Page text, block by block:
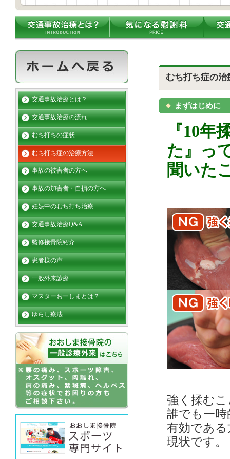
むち打ち症の治
まずはじめに
『10
た』っ
聞いた
強く揉む
誰でも一
有効であ
現状です。
交通事故治療とは？
交通事故治療の流れ
むち打ちの症状
むち打ち症の治療方法
事故の被害者の方へ
事故の加害者・自損の方へ
妊娠中のむち打ち治療
交通事故治療Q&A
監修接骨院紹介
患者様の声
一般外来診療
マスターおーしまとは？
ゆらし療法